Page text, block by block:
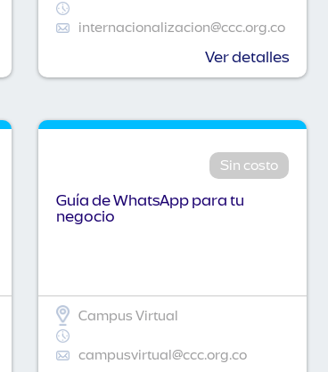
internacionalizacion@ccc.org.co
Ver detalles
Sin costo
Guía de WhatsApp para tu
negocio
Campus Virtual
campusvirtual@ccc.org.co